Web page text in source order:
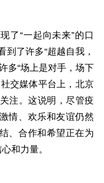
了“一起向未来”的口
了许多“超越自我，
多“场上是对手，场下
交媒体平台上，北京
注。这说明，尽管疫
情、欢乐和友谊仍然
、合作和希望正在为
和力量。